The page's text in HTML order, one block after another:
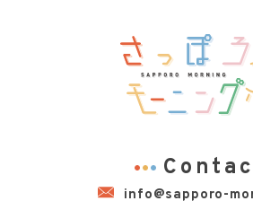
info@sapporo-